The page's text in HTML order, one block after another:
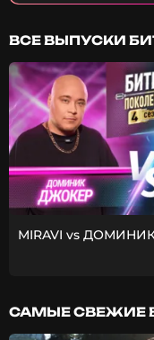
ВСЕ ВЫПУСКИ
MIRAVI vs
САМЫЕ СВЕЖИЕ